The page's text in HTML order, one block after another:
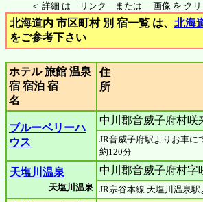
＜ 詳細 は リンク または 画像 を クリ
北海道内 市区町村 別 宿一覧 は、 北海
をご参考下さい
ホテル 旅館 温泉
宿 宿泊 宿
名
住
ブルーベリーハ
ウス
中川郡音威子府村咲
JR音威子府駅よりお車に
約120分
天塩川温泉
天塩川温泉
中川郡音威子府村字
JR宗谷本線 天塩川温泉駅